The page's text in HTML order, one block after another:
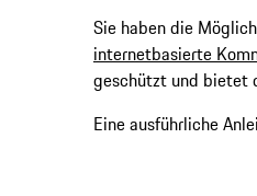
Sie haben die
internetbasierte
geschützt und bietet
Eine ausführliche